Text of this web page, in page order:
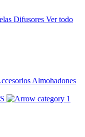
Difusores Ver todo
Almohadones